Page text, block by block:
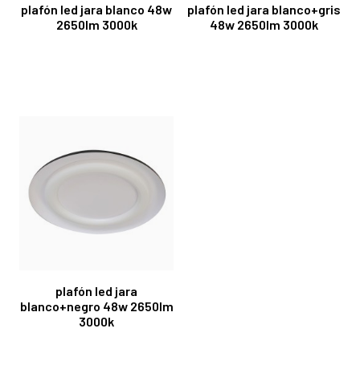
plafón led jara blanco 48w
2650lm 3000k
plafón led jara blanco+gris
48w 2650lm 3000k
plafón led jara
blanco+negro 48w 2650lm
3000k